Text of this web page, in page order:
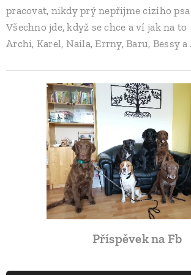
pracovat, nikdy prý nepřijme cizího psa
Všechno jde, když se chce a ví jak na to
Archi, Karel, Naila, Errny, Baru, Bessy
Příspěvek na Fb